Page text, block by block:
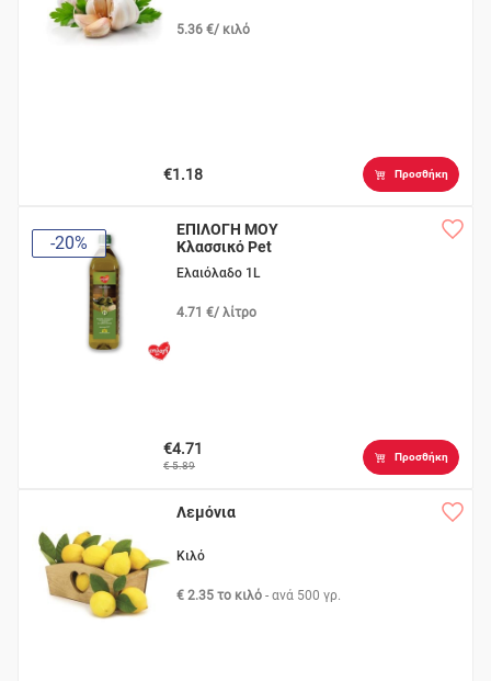
5.36 €/ κιλό
€1.18 Προσθήκη
-20%
ΕΠΙΛΟΓΗ ΜΟΥ
Κλασσικό Pet
Ελαιόλαδο 1L
4.71 €/ λίτρο
€4.71
€ 5.89
Προσθήκη
Λεμόνια
Κιλό
€ 2.35 το κιλό - ανά 500 γρ.